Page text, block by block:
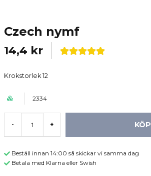
Czech nymf
14,4 kr
Krokstorlek 12
2334
- + KÖP
Beställ innan 14:00 så skickar vi samma dag
Betala med Klarna eller Swish